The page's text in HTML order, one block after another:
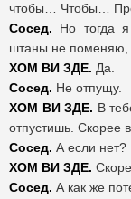
чтобы… Чтобы…
Сосед. Но тогда
штаны не поменяю,
ХОМ ВИ ЗДЕ. Да.
Сосед. Не отпущу.
ХОМ ВИ ЗДЕ. В
отпустишь. Скорее
Сосед. А если нет?
ХОМ ВИ ЗДЕ.
Сосед. А как же